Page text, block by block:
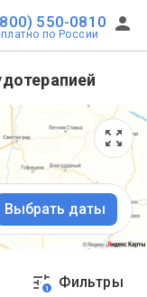
550-0810
по России
Выбрать даты
1 Фильтры